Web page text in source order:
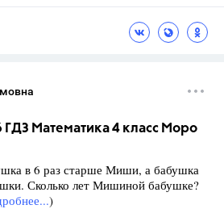
ГДЗ Математика 4 класс Моро
в 6 раз старше Миши, а бабушка
Сколько лет Мишиной бабушке?
)